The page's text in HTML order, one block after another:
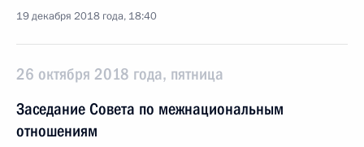
19 декабря 2018 года, 18:40
26 октября 2018 года, пятница
Заседание Совета по межнациональным
отношениям